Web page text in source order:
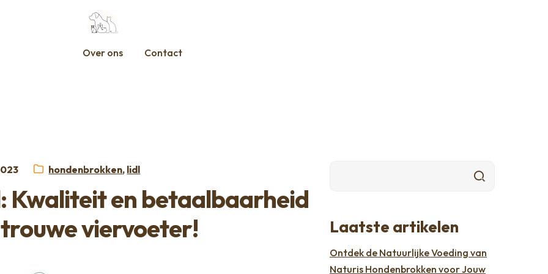
Over ons Contact
Categorieën:
hondenbrokken, lidl
Kwaliteit en betaalbaarheid
viervoeter!
Laatste artikelen
Ontdek de Natuurlijke Voeding van
Naturis Hondenbrokken voor Jouw